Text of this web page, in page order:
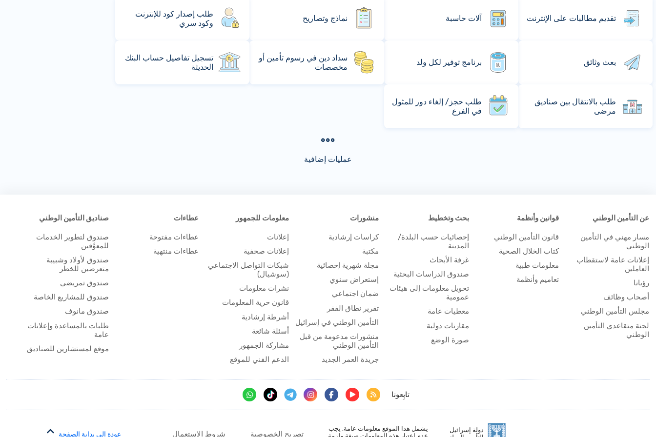
تقديم مطالبات على الإنترنت آلات حاسبة نماذج وتصاريح
طلب إصدار كود للإنترنت
وكود سري
بعث وثائق برنامج توفير لكل ولد
سداد دين في رسوم تأمين أو
مخصصات
تسجيل تفاصيل حساب البنك
الحديثة
طلب بالانتقال بين صناديق
مرضى
طلب حجز/ إلغاء دور للمثول
في الفرع
عمليات إضافية
عن التأمين الوطني
مسار مهني في التأمين
الوطني
إعلانات عامة لاستقطاب
العاملين
رؤيانا
أصحاب وظائف
مجلس التأمين الوطني
لجنة متقاعدي التأمين
الوطني
قوانين وأنظمة
قانون التأمين الوطني
كتاب الخلال الصحية
معلومات طبية
تعاميم وأنظمة
بحث وتخطيط
إحصائيات حسب البلدة/
المدينة
غرفة الأبحاث
صندوق الدراسات البحثية
تحويل معلومات إلى هيئات
عمومية
معطيات عامة
مقارنات دولية
صورة الوضع
منشورات
كراسات إرشادية
مكتبة
مجلة شهرية إحصائية
إستعراض سنوي
ضمان اجتماعي
تقرير نطاق الفقر
التأمين الوطني في إسرائيل
منشورات مدعومة من قبل
التأمين الوطني
جريدة العمر الجديد
معلومات للجمهور
إعلانات
إعلانات صحفية
شبكات التواصل الاجتماعي
(سوشيال)
نشرات معلومات
قانون حرية المعلومات
أشرطة إرشادية
أسئلة شائعة
مشاركة الجمهور
الدعم الفني للموقع
عطاءات
عطاءات مفتوحة
عطاءات منتهية
صناديق التأمين الوطني
صندوق لتطوير الخدمات
للمعوَّقين
صندوق لأولاد وشبيبة
متعرضين للخطر
صندوق تمريضي
صندوق للمشاريع الخاصة
صندوق مانوف
طلبات بالمساعدة وإعلانات
عامة
موقع لمستشارين للصناديق
دولة إسرائيل
يشمل هذا الموقع معلومات عامة, يجب
تابِعونا
تصريح الخصوصية شروط الاستعمال عودة إلى بداية الصفحة